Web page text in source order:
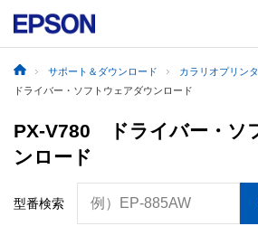
サポート＆ダウンロード カラリオプリン
ドライバー・ソフトウェアダウンロード
PX-V780 ドライバー・ソ
ンロード
型番検索 例）EP-885AW